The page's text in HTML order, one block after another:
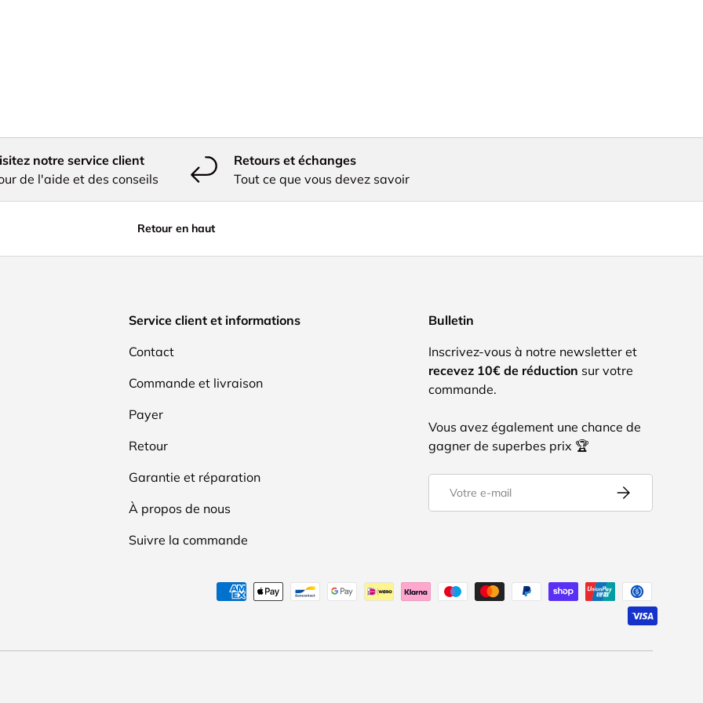
notre service client
de l'aide et des conseils
Retours et échanges
Tout ce que vous devez savoir
Retour en haut
Service client et informations
Contact
Commande et livraison
Payer
Retour
Garantie et réparation
À propos de nous
Suivre la commande
Bulletin
Inscrivez-vous à notre newsletter et
recevez 10€ de réduction sur votre
commande.
Vous avez également une chance de
gagner de superbes prix 🏆
S’inscrire
Moyens de paiement acceptés